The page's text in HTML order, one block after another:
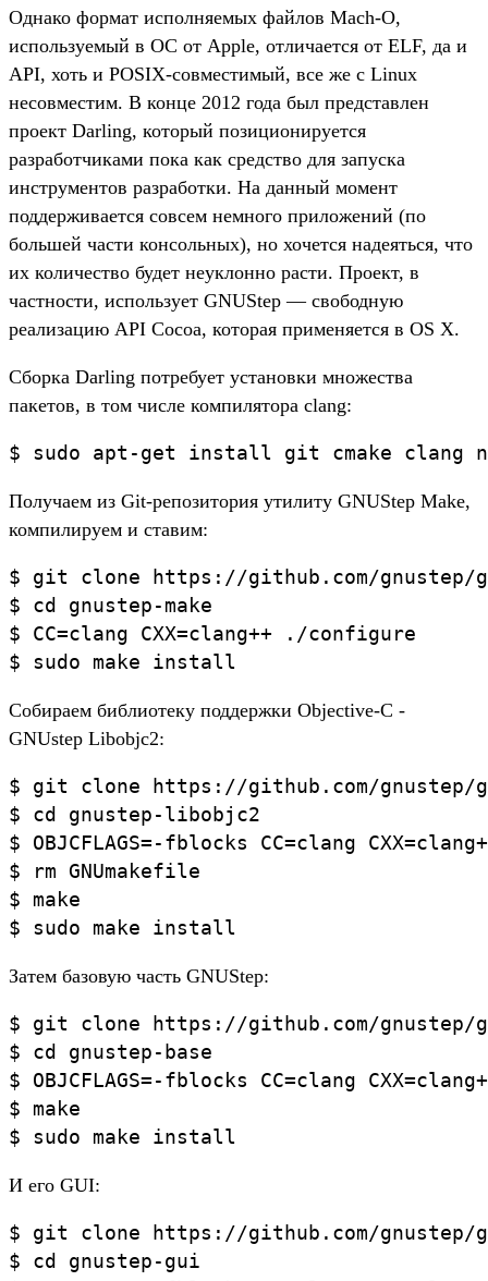
Однако формат исполняемых файлов Mach-O,
используемый в ОС от Apple, отличается от ELF, да и
API, хоть и POSIX-совместимый, все же с Linux
несовместим. В конце 2012 года был представлен
проект Darling, который позиционируется
разработчиками пока как средство для запуска
инструментов разработки. На данный момент
поддерживается совсем немного приложений (по
большей части консольных), но хочется надеяться, что
их количество будет неуклонно расти. Проект, в
частности, использует GNUStep — свободную
реализацию API Cocoa, которая применяется в OS X.
Сборка Darling потребует установки множества
пакетов, в том числе компилятора clang:
Получаем из Git-репозитория утилиту GNUStep Make,
компилируем и ставим:
$ git clone https://github.com/gnustep/
$ cd gnustep-make
$ CC=clang CXX=clang++ ./configure
Собираем библиотеку поддержки Objective-C -
GNUstep Libobjc2:
$ git clone https://github.com/gnustep/
$ cd gnustep-libobjc2
$ OBJCFLAGS=-fblocks CC=clang
$ rm GNUmakefile
$ make
Затем базовую часть GNUStep:
$ git clone https://github.com/gnustep/
$ cd gnustep-base
$ OBJCFLAGS=-fblocks CC=clang
$ make
И его GUI:
$ git clone https://github.com/gnustep/
$ cd gnustep-gui